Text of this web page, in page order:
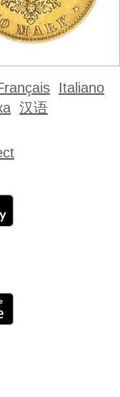
Italiano
汉语